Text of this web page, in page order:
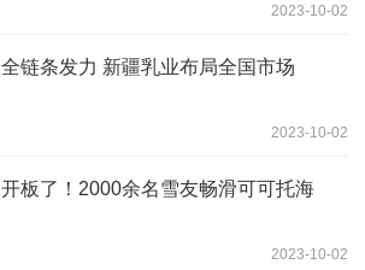
2023-10-02
全链条发力 新疆乳业布局全国市场
2023-10-02
开板了！2000余名雪友畅滑可可托海
2023-10-02